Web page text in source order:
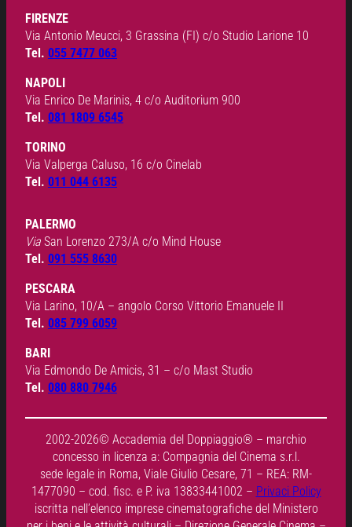
FIRENZE
Via Antonio Meucci, 3 Grassina (FI) c/o Studio Larione 10
Tel. 055 7477 063
NAPOLI
Via Enrico De Marinis, 4 c/o Auditorium 900
Tel. 081 1809 6545
TORINO
Via Valperga Caluso, 16 c/o Cinelab
Tel. 011 044 6135
PALERMO
Via San Lorenzo 273/A c/o Mind House
Tel. 091 555 8630
PESCARA
Via Larino, 10/A – angolo Corso Vittorio Emanuele II
Tel. 085 799 6059
BARI
Via Edmondo De Amicis, 31 – c/o Mast Studio
Tel. 080 880 7946
2002-2026© Accademia del Doppiaggio® – marchio
concesso in licenza a: Compagnia del Cinema s.r.l.
sede legale in Roma, Viale Giulio Cesare, 71 – REA: RM-
1477090 – cod. fisc. e P. iva 13833441002 – Privaci Policy
iscritta nell’elenco imprese cinematografiche del Ministero